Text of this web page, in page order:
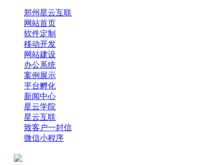
郑州星云互联
网站首页
软件定制
移动开发
网站建设
办公系统
案例展示
平台孵化
新闻中心
星云学院
星云互联
致客户一封信
微信小程序